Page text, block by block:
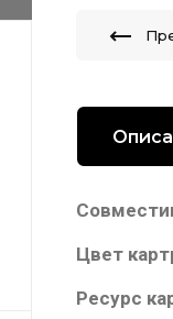
Цвет
Ресурс